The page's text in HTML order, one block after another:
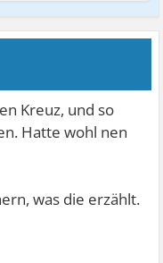
Kreuz, und so
Hatte wohl nen
was die erzählt.